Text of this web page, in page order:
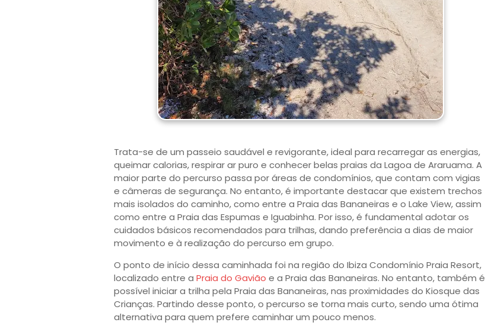
Trata-se de um passeio saudável e revigorante, ideal para recarregar as energias,
queimar calorias, respirar ar puro e conhecer belas praias da Lagoa de Araruama. A
maior parte do percurso passa por áreas de condomínios, que contam com vigias
e câmeras de segurança. No entanto, é importante destacar que existem trechos
mais isolados do caminho, como entre a Praia das Bananeiras e o Lake View, assim
como entre a Praia das Espumas e Iguabinha. Por isso, é fundamental adotar os
cuidados básicos recomendados para trilhas, dando preferência a dias de maior
movimento e à realização do percurso em grupo.
O ponto de início dessa caminhada foi na região do Ibiza Condomínio Praia Resort,
localizado entre a Praia do Gavião e a Praia das Bananeiras. No entanto, também é
possível iniciar a trilha pela Praia das Bananeiras, nas proximidades do Kiosque das
Crianças. Partindo desse ponto, o percurso se torna mais curto, sendo uma ótima
alternativa para quem prefere caminhar um pouco menos.